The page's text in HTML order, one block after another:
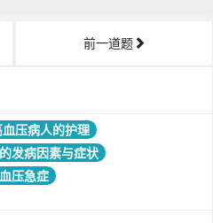
前一道题
血压病人的护理
发病因素与症状
压急症